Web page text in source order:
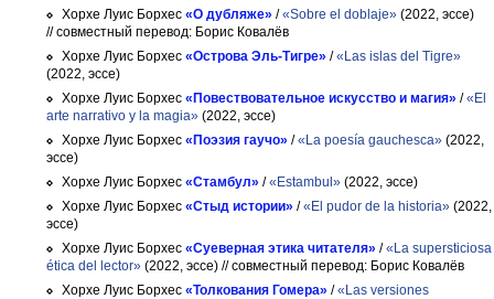
Хорхе Луис Борхес «О дубляже» /«Sobre el doblaje» (2022, эссе)
// совместный перевод: Борис Ковалёв
Хорхе Луис Борхес «Острова Эль-Тигре» /«Las islas del Tigre»
(2022, эссе)
Хорхе Луис Борхес «Повествовательное искусство и магия» /«El
arte narrativo y la magia» (2022, эссе)
Хорхе Луис Борхес «Поэзия гаучо» /«La poesía gauchesca» (2022,
эссе)
Хорхе Луис Борхес «Стамбул» /«Estambul» (2022, эссе)
Хорхе Луис Борхес «Стыд истории» /«El pudor de la historia» (2022,
эссе)
Хорхе Луис Борхес «Суеверная этика читателя» /«La supersticiosa
ética del lector» (2022, эссе) // совместный перевод: Борис Ковалёв
Хорхе Луис Борхес «Толкования Гомера» /«Las versiones